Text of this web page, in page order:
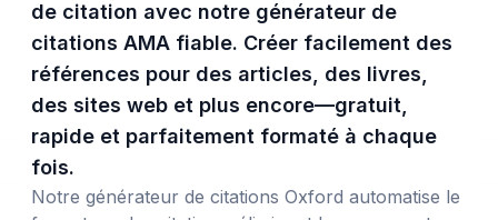
de citation avec notre générateur de
citations AMA fiable. Créer facilement des
références pour des articles, des livres,
des sites web et plus encore—gratuit,
rapide et parfaitement formaté à chaque
fois.
Notre générateur de citations Oxford automatise le